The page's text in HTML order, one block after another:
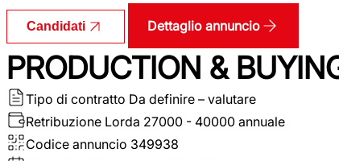
Candidati Dettaglio annuncio
PRODUCTION &
Tipo di contratto Da definire – valutare
Retribuzione Lorda 27000 - 40000 annuale
Codice annuncio 349938